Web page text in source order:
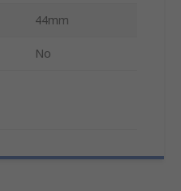
44mm
No